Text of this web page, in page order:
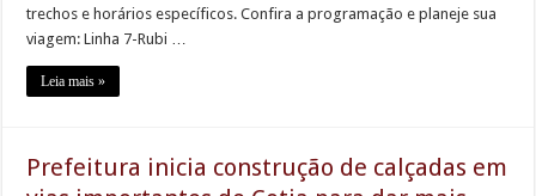
de
trechos e horários específicos. Confira a programação e planeje sua
viagem: Linha 7-Rubi …
Leia mais »
Prefeitura inicia construção de calçadas em